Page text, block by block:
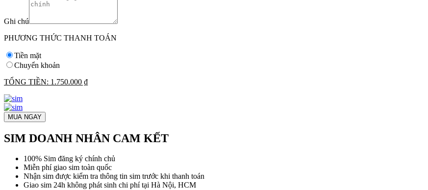
Ghi chú
PHƯƠNG THỨC THANH TOÁN
Tiền mặt
Chuyển khoản
TỔNG TIỀN: 1.750.000 ₫
MUA NGAY
SIM DOANH NHÂN CAM KẾT
100% Sim đăng ký chính chủ
Miễn phí giao sim toàn quốc
Nhận sim được kiểm tra thông tin sim trước khi thanh toán
Giao sim 24h không phát sinh chi phí tại Hà Nội, HCM